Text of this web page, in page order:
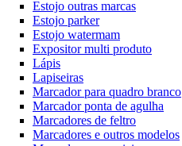
Estojo outras marcas
Estojo parker
Estojo watermam
Expositor multi produto
Lápis
Lapiseiras
Marcador para quadro branco
Marcador ponta de agulha
Marcadores de feltro
Marcadores e outros modelos